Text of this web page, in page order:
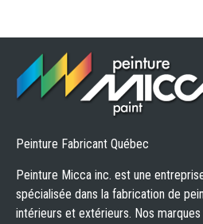
Peinture Fabricant Québec
Peinture Micca inc. est une
spécialisée dans la fabrication de
intérieurs et extérieurs. Nos